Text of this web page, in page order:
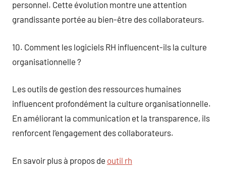
personnel. Cette évolution montre une attention
grandissante portée au bien-être des collaborateurs.
10. Comment les logiciels RH influencent-ils la culture
organisationnelle ?
Les outils de gestion des ressources humaines
influencent profondément la culture organisationnelle.
En améliorant la communication et la transparence, ils
renforcent l’engagement des collaborateurs.
En savoir plus à propos de outil rh